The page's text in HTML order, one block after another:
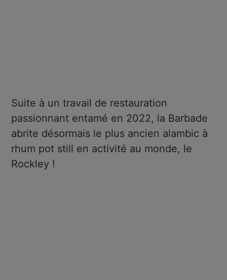
Suite à un travail de restauration
passionnant entamé en 2022, la Barbade
abrite désormais le plus ancien alambic à
rhum pot still en activité au monde, le
Rockley !